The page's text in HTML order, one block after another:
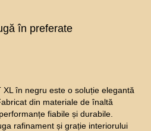
în preferate
în negru este o soluție elegantă
din materiale de înaltă
fiabile și durabile.
rafinament și grație interiorului